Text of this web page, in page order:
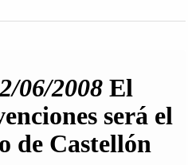
06/2008 El
será el
de Castellón